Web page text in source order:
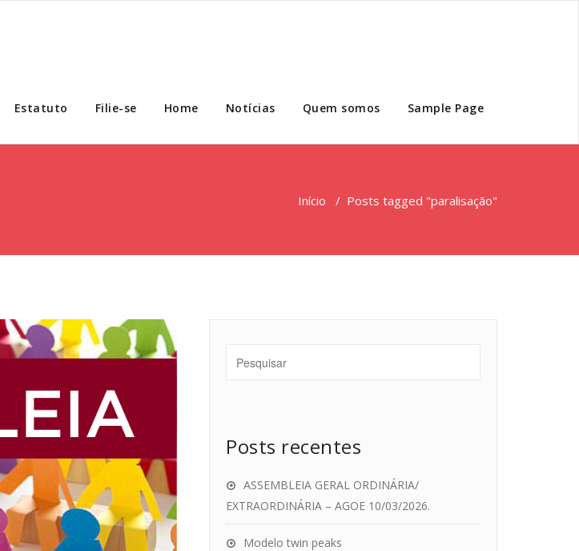
Estatuto Filie-se Home Notícias Quem somos Sample Page
Início / Posts tagged "paralisação"
Posts recentes
ASSEMBLEIA GERAL ORDINÁRIA/
EXTRAORDINÁRIA – AGOE 10/03/2026.
Modelo twin peaks